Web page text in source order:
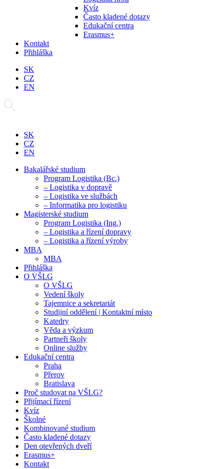
Kvíz
Často kladené dotazy
Edukační centra
Erasmus+
Kontakt
Přihláška
SK
CZ
EN
SK
CZ
EN
Bakalářské studium
Program Logistika (Bc.)
– Logistika v dopravě
– Logistika ve službách
– Informatika pro logistiku
Magisterské studium
Program Logistika (Ing.)
– Logistika a řízení dopravy
– Logistika a řízení výroby
MBA
MBA
Přihláška
O VŠLG
O VŠLG
Vedení školy
Tajemnice a sekretariát
Studijní oddělení | Kontaktní místo
Katedry
Věda a výzkum
Partneři školy
Online služby
Edukační centra
Praha
Přerov
Bratislava
Proč studovat na VŠLG?
Přijímací řízení
Kvíz
Školné
Kombinované studium
Často kladené dotazy
Den otevřených dveří
Erasmus+
Kontakt